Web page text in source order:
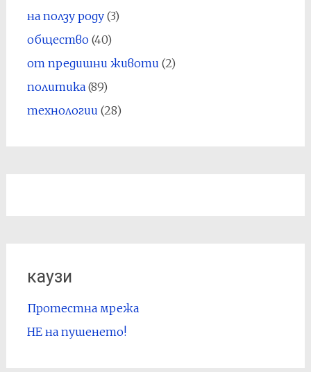
на ползу роду(3)
общество(40)
от предишни животи (2)
политика(89)
технологии (28)
каузи
Протестна мрежа
НЕ на пушенето!